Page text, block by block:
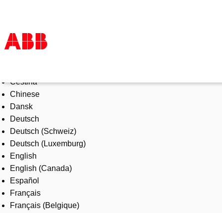
Products & Solutions
Industries
Services
About us
Where to buy
Contact us
Careers
Čeština
Chinese
Dansk
Deutsch
Deutsch (Schweiz)
Deutsch (Luxemburg)
English
English (Canada)
Español
Français
Français (Belgique)